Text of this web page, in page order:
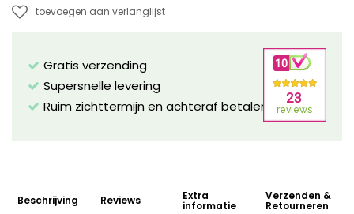
toevoegen aan verlanglijst
Gratis verzending
Supersnelle levering
Ruim zichttermijn en achteraf betalen mogelijk!
Beschrijving Reviews Extra
informatie
Verzenden &
Retourneren